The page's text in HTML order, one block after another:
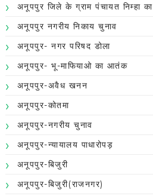
अनूपपुर जिले के ग्राम पंचायत निम्हा का
अनूपपुर नगरीय निकाय चुनाव
अनूपपुर- नगर परिषद डोला
अनूपपुर- भू-माफियाओ का आतंक
अनूपपुर-अवैध खनन
अनूपपुर-कोतमा
अनूपपुर-नगरीय चुनाव
अनूपपुर-न्यायालय पाधारोपड़
अनूपपुर-बिजुरी
अनूपपुर-बिजुरी(राजनगर)